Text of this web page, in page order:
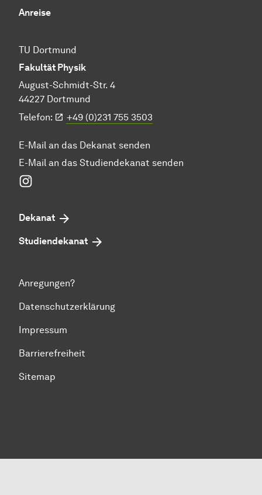
Anreise
TU Dortmund
Fakultät Physik
August-Schmidt-Str. 4
44227 Dortmund
Telefon:
+49 (0)231 755 3503
E-Mail an das Dekanat senden
E-Mail an das Studiendekanat senden
Dekanat
Studiendekanat
Anregungen?
Datenschutzerklärung
Impressum
Barrierefreiheit
Sitemap